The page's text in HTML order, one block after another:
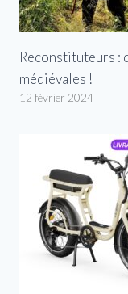
Reconstituteurs :
médiévales !
12 février 2024